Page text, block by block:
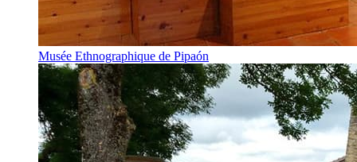
Musée Ethnographique de Pipaón